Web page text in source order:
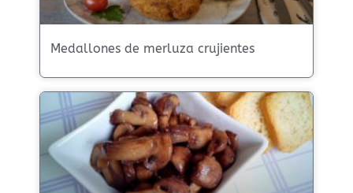
Medallones de merluza crujientes